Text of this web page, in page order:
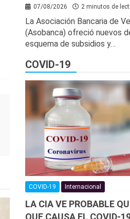
07/08/2026 2 minutos de
La Asociación Bancaria de
(Asobanca) ofreció nuevos
esquema de subsidios y…
COVID-19
COVID-19 Internacional
LA CIA VE PROBABLE